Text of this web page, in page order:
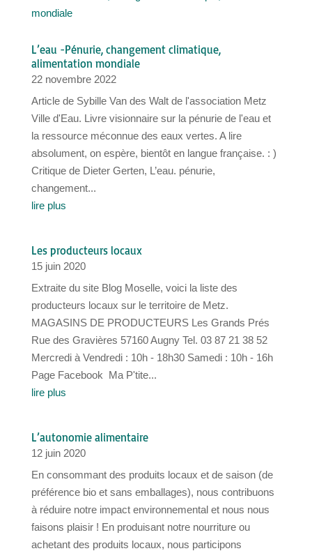
L’eau -Pénurie, changement climatique,
alimentation mondiale
22 novembre 2022
Article de Sybille Van des Walt de l'association Metz
Ville d'Eau. Livre visionnaire sur la pénurie de l'eau et
la ressource méconnue des eaux vertes. A lire
absolument, on espère, bientôt en langue française. : )
Critique de Dieter Gerten, L’eau. pénurie,
changement...
lire plus
Les producteurs locaux
15 juin 2020
Extraite du site Blog Moselle, voici la liste des
producteurs locaux sur le territoire de Metz.
MAGASINS DE PRODUCTEURS Les Grands Prés
Rue des Gravières 57160 Augny Tel. 03 87 21 38 52
Mercredi à Vendredi : 10h - 18h30 Samedi : 10h - 16h
Page Facebook ​ Ma P'tite...
lire plus
L’autonomie alimentaire
12 juin 2020
En consommant des produits locaux et de saison (de
préférence bio et sans emballages), nous contribuons
à réduire notre impact environnemental et nous nous
faisons plaisir ! En produisant notre nourriture ou
achetant des produits locaux, nous participons